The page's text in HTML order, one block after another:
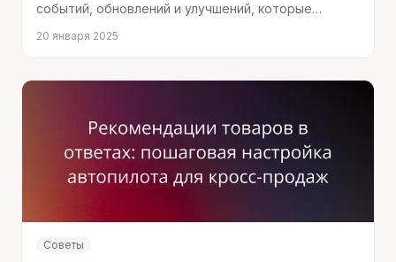
событий, обновлений и улучшений, которые
20 января 2025
Советы